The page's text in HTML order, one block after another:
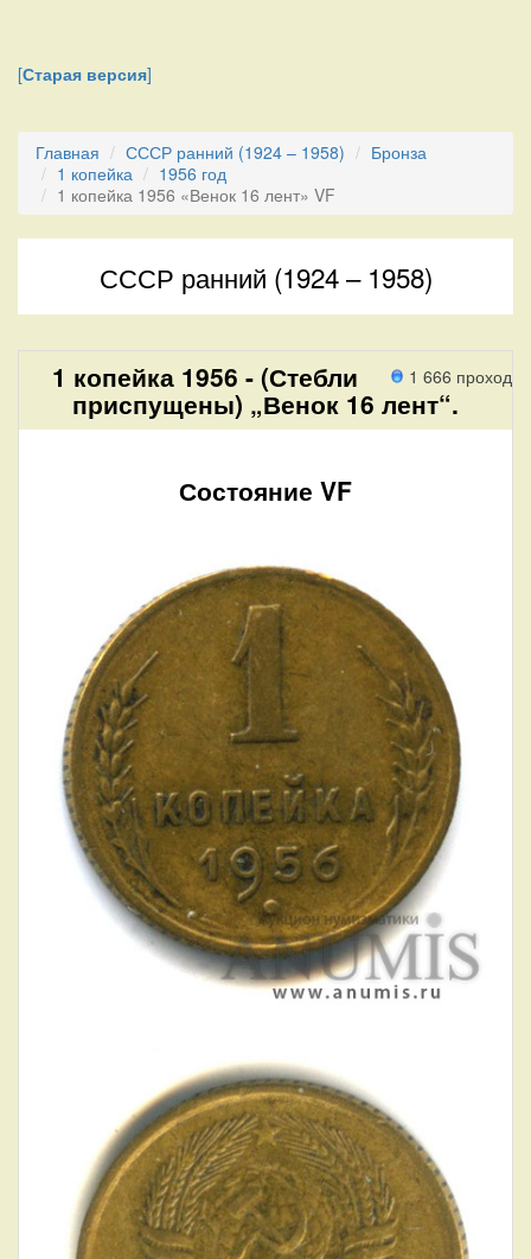
[Старая версия]
Главная СССР ранний (1924 – 1958)
Бронза
1 копейка
1956 год
1 копейка 1956 «Венок 16 лент» VF
СССР ранний (1924 – 1958)
1 666 проход
1 копейка 1956 - (Стебли
приспущены) „Венок 16 лент“.
Состояние VF